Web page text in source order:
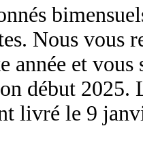
Nous vous
année et
début 2025.
livré le 9